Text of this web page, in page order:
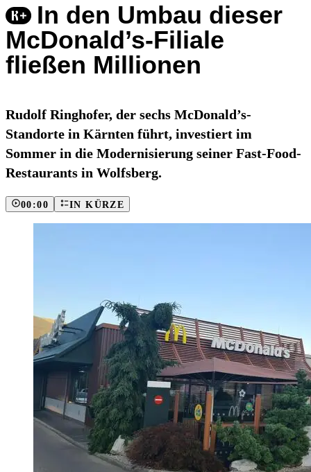
In den Umbau dieser
McDonald’s-Filiale
fließen Millionen
Rudolf Ringhofer, der sechs McDonald’s-
Standorte in Kärnten führt, investiert im
Sommer in die Modernisierung seiner Fast-Food-
Restaurants in Wolfsberg.
00:00 IN KÜRZE